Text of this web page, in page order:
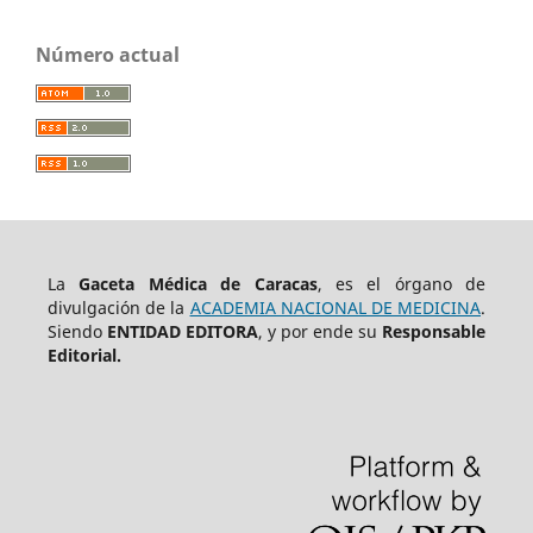
Número actual
LaGaceta Médica de Caracas, es el órgano de
divulgación de la ACADEMIA NACIONAL DE MEDICINA.
Siendo ENTIDAD EDITORA, y por ende su Responsable
Editorial.